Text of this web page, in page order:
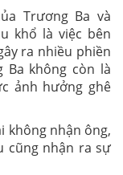
Trương Ba và
khổ là việc bên
ra nhiều phiền
không còn là
ảnh hưởng ghê
không nhận ông,
cũng nhận ra sự